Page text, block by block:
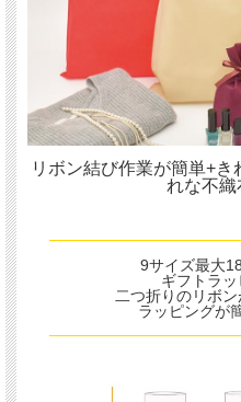
リボン結び作業が簡単+
れな不織
9サイズ最大
ギフトラッ
二つ折りのリボン
ラッピングが